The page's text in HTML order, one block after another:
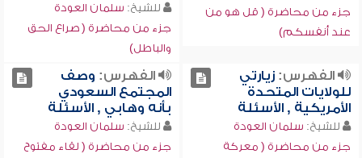
جزء من محاضرة ( قل هو من
عند أنفسكم)
للشيخ: سلمان العودة
جزء من محاضرة ( صراع الحق
والباطل)
الفهرس:زيارتي
للولايات المتحدة
الأمريكية , الأسئلة
للشيخ: سلمان العودة
جزء من محاضرة ( معركة
الفهرس: وصف
المجتمع السعودي
بأنه وهابي , الأسئلة
للشيخ: سلمان العودة
جزء من محاضرة ( لقاء مفتوح